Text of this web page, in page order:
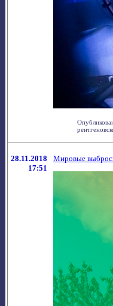
28.11.2018
17:51
Мировые